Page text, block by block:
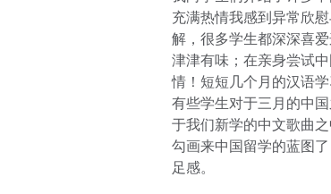
充满热情我感到异常欣
解，很多学生都深深喜
津津有味；在亲身尝试
情！短短几个月的汉语
有些学生对于三月的中
于我们新学的中文歌曲
勾画来中国留学的蓝图
足感。